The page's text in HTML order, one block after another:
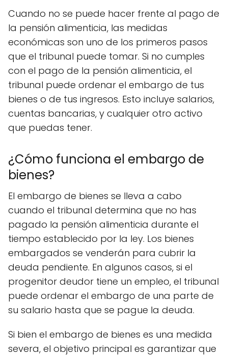
Cuando no se puede hacer frente al pago de
la pensión alimenticia, las medidas
económicas son uno de los primeros pasos
que el tribunal puede tomar. Si no cumples
con el pago de la pensión alimenticia, el
tribunal puede ordenar el embargo de tus
bienes o de tus ingresos. Esto incluye salarios,
cuentas bancarias, y cualquier otro activo
que puedas tener.
¿Cómo funciona el embargo de
bienes?
El embargo de bienes se lleva a cabo
cuando el tribunal determina que no has
pagado la pensión alimenticia durante el
tiempo establecido por la ley. Los bienes
embargados se venderán para cubrir la
deuda pendiente. En algunos casos, si el
progenitor deudor tiene un empleo, el tribunal
puede ordenar el embargo de una parte de
su salario hasta que se pague la deuda.
Si bien el embargo de bienes es una medida
severa, el objetivo principal es garantizar que